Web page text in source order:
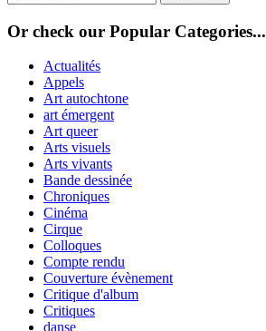
Or check our Popular Categories...
Actualités
Appels
Art autochtone
art émergent
Art queer
Arts visuels
Arts vivants
Bande dessinée
Chroniques
Cinéma
Cirque
Colloques
Compte rendu
Couverture évènement
Critique d'album
Critiques
danse